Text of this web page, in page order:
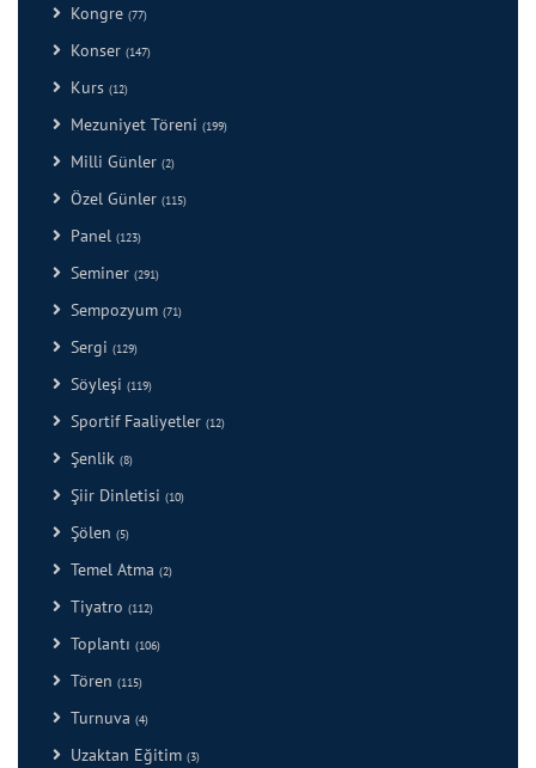
Kongre (77)
Konser (147)
Kurs (12)
Mezuniyet Töreni (199)
Milli Günler (2)
Özel Günler (115)
Panel (123)
Seminer (291)
Sempozyum (71)
Sergi (129)
Söyleşi (119)
Sportif Faaliyetler (12)
Şenlik (8)
Şiir Dinletisi (10)
Şölen (5)
Temel Atma (2)
Tiyatro (112)
Toplantı (106)
Tören (115)
Turnuva (4)
Uzaktan Eğitim (3)